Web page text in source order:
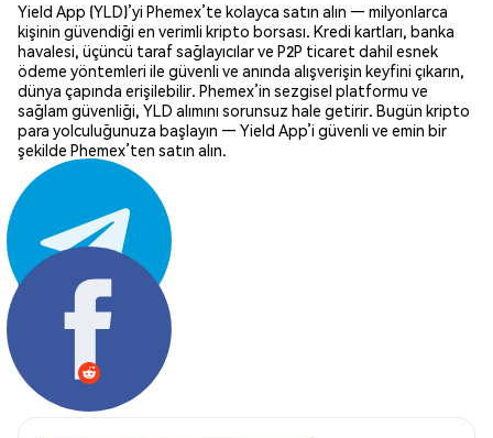
Yield App (YLD)’yi Phemex’te kolayca satın alın — milyonlarca
kişinin güvendiği en verimli kripto borsası. Kredi kartları, banka
havalesi, üçüncü taraf sağlayıcılar ve P2P ticaret dahil esnek
ödeme yöntemleri ile güvenli ve anında alışverişin keyfini çıkarın,
dünya çapında erişilebilir. Phemex’in sezgisel platformu ve
sağlam güvenliği, YLD alımını sorunsuz hale getirir. Bugün kripto
para yolculuğunuza başlayın — Yield App’i güvenli ve emin bir
şekilde Phemex’ten satın alın.
Paylaş: